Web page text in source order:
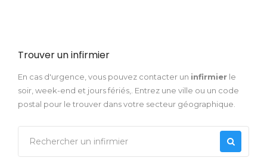
Trouver un infirmier
En cas d'urgence, vous pouvez contacter un infirmier le
soir, week-end et jours fériés,. Entrez une ville ou un code
postal pour le trouver dans votre secteur géographique.